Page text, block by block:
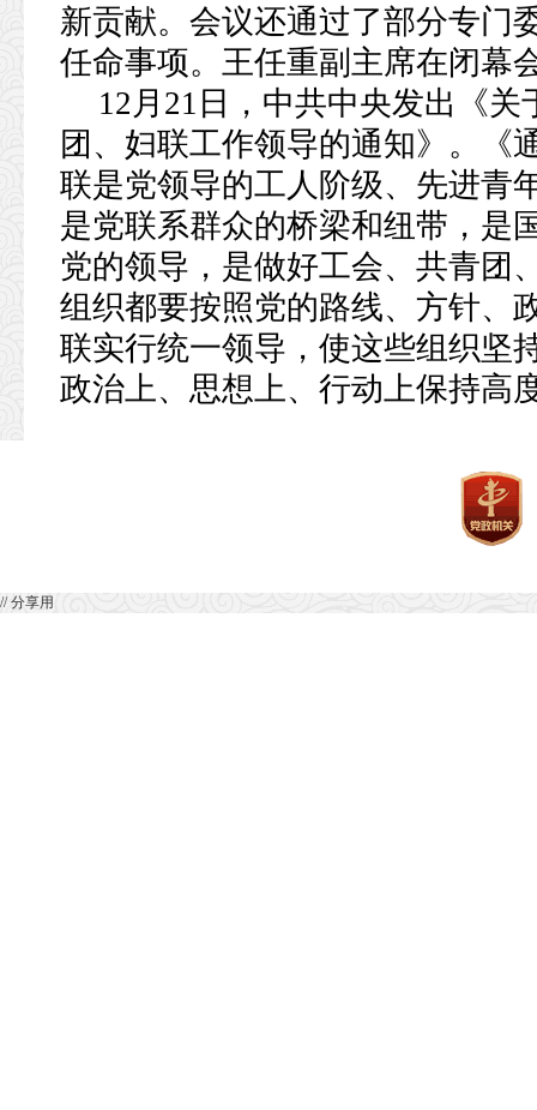
新贡献。会议还通过了部分专门
任命事项。王任重副主席在闭幕
12月21日，中共中央发出《
团、妇联工作领导的通知》。《
联是党领导的工人阶级、先进青
是党联系群众的桥梁和纽带，是
党的领导，是做好工会、共青团
组织都要按照党的路线、方针、
联实行统一领导，使这些组织坚
政治上、思想上、行动上保持高
// 分享用